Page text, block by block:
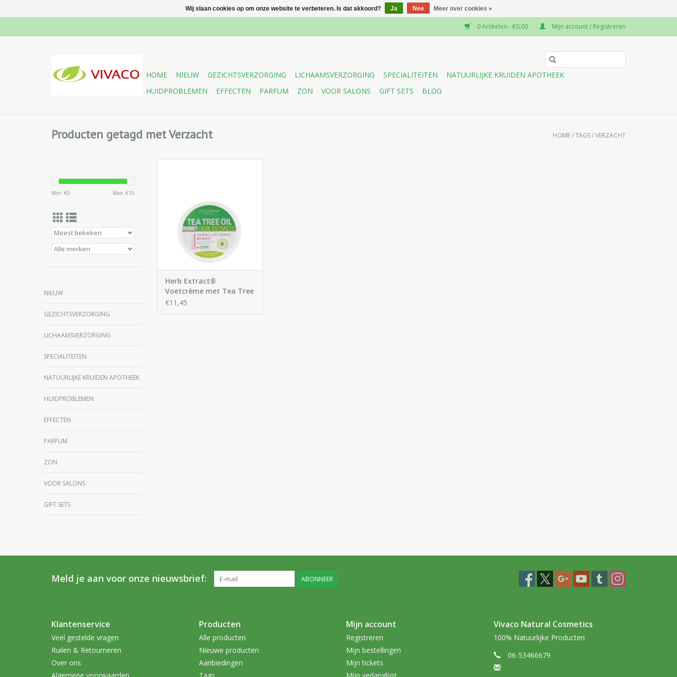
0 Artikelen - €0,00 Mijn account / Registreren
HOME NIEUW GEZICHTSVERZORGING LICHAAMSVERZORGING SPECIALITEITEN
NATUURLIJKE KRUIDEN APOTHEEK
HUIDPROBLEMEN
EFFECTEN PARFUM ZON VOOR SALONS GIFT SETS BLOG
Producten getagd met Verzacht HOME/TAGS/VERZACHT
Min: €0 Max: €15
NIEUW
GEZICHTSVERZORGING
LICHAAMSVERZORGING
SPECIALITEITEN
NATUURLIJKE KRUIDEN APOTHEEK
HUIDPROBLEMEN
EFFECTEN
PARFUM
ZON
VOOR SALONS
GIFT SETS
voetenhuid zoals eelt. De
aangename geur vermindert de
zweetgeur en geeft een gevoel
van frisse en lichte voeten.
IN WINKELWAGEN
Herb Extract®
Voetcrème met Tea Tree
Oil
€11,45
Meld je aan voor onze nieuwsbrief: ABONNEER
Klantenservice
Veel gestelde vragen
Ruilen & Retourneren
Over ons
Producten
Alle producten
Nieuwe producten
Aanbiedingen
Mijn account
Registreren
Mijn bestellingen
Mijn tickets
Vivaco Natural Cosmetics
100% Natuurlijke Producten
06-53466679
Wij slaan cookies op om onze website te verbeteren. Is dat akkoord? Ja Nee Meer over cookies »